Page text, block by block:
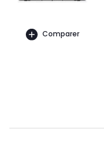
Comparer